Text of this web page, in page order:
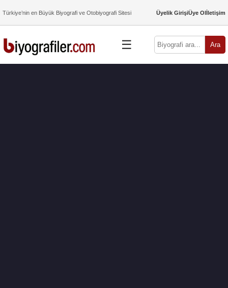
Türkiye’nin en Büyük Biyografi ve Otobiyografi Sitesi Üyelik GirişiÜye Olİletişim
☰ Ara